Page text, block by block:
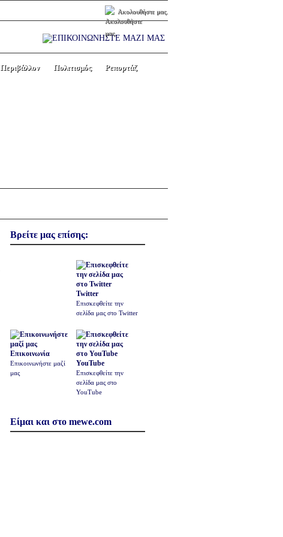
Ακολουθήστε μας.
Περιβάλλον Πολιτισμός
Ρεπορτάζ
Βρείτε μας επίσης:
Twitter
Επισκεφθείτε την
σελίδα μας στο Twitter
Επικοινωνία
Επικοινωνήστε μαζί
μας
YouTube
Επισκεφθείτε την
σελίδα μας στο
YouTube
Είμαι και στο mewe.com